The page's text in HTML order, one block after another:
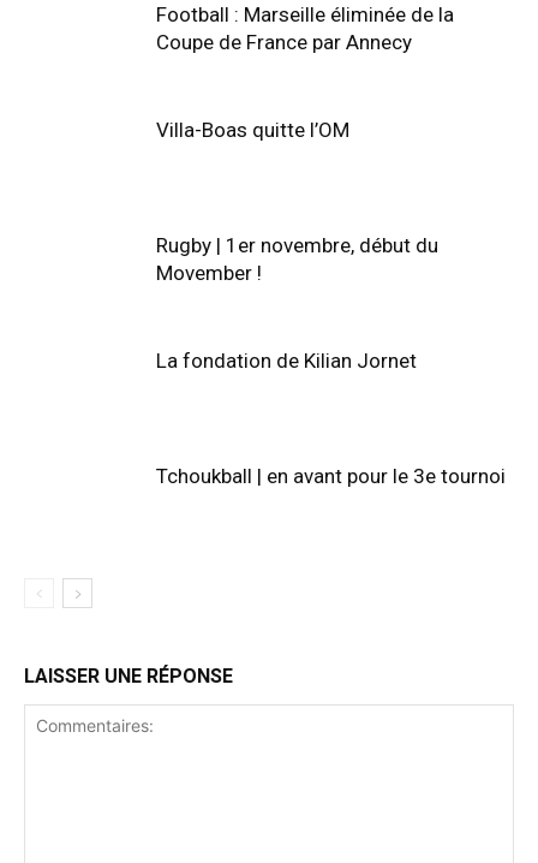
Football : Marseille éliminée de la
Coupe de France par Annecy
Villa-Boas quitte l’OM
Rugby | 1er novembre, début du
Movember !
La fondation de Kilian Jornet
Tchoukball | en avant pour le 3e tournoi
LAISSER UNE RÉPONSE